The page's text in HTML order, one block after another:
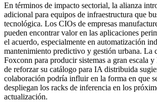
En términos de impacto sectorial, la alianza
adicional para equipos de infraestructura que
tecnológica. Los CIOs de empresas
pueden encontrar valor en las aplicaciones
el acuerdo, especialmente en automatización
mantenimiento predictivo y gestión urbana. La
Foxconn para producir sistemas a gran escala y
de reforzar su catálogo para IA distribuida
colaboración podría influir en la forma en que
despliegan los racks de inferencia en los
actualización.